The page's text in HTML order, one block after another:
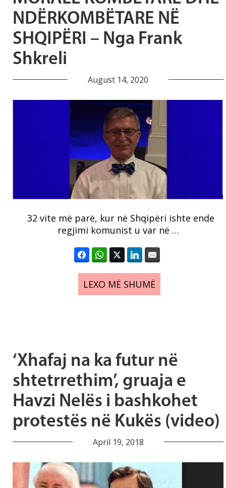
NDËRKOMBËTARE NË
SHQIPËRI – Nga Frank
Shkreli
August 14, 2020
32 vite më parë, kur në Shqipëri ishte ende
regjimi komunist u var në …
LEXO MË SHUMË
‘Xhafaj na ka futur në
shtetrrethim’, gruaja e
Havzi Nelës i bashkohet
protestës në Kukës (video)
April 19, 2018